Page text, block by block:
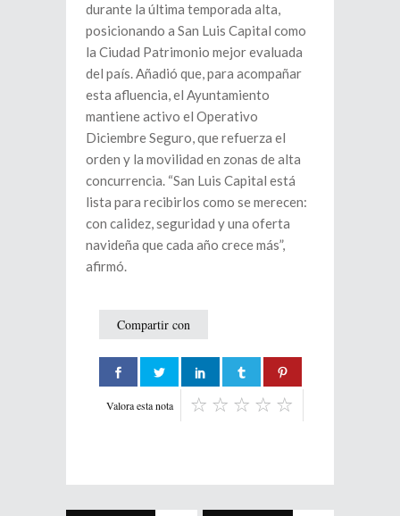
durante la última temporada alta,
posicionando a San Luis Capital como
la Ciudad Patrimonio mejor evaluada
del país. Añadió que, para acompañar
esta afluencia, el Ayuntamiento
mantiene activo el Operativo
Diciembre Seguro, que refuerza el
orden y la movilidad en zonas de alta
concurrencia. “San Luis Capital está
lista para recibirlos como se merecen:
con calidez, seguridad y una oferta
navideña que cada año crece más”,
afirmó.
Compartir con
Valora esta nota